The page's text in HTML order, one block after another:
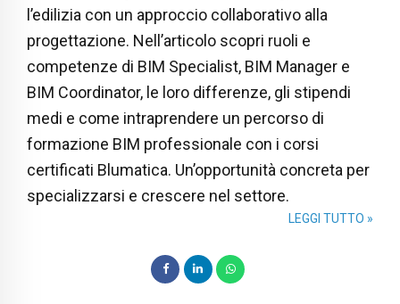
l’edilizia con un approccio collaborativo alla
progettazione. Nell’articolo scopri ruoli e
competenze di BIM Specialist, BIM Manager e
BIM Coordinator, le loro differenze, gli stipendi
medi e come intraprendere un percorso di
formazione BIM professionale con i corsi
certificati Blumatica. Un’opportunità concreta per
specializzarsi e crescere nel settore.
LEGGI TUTTO »